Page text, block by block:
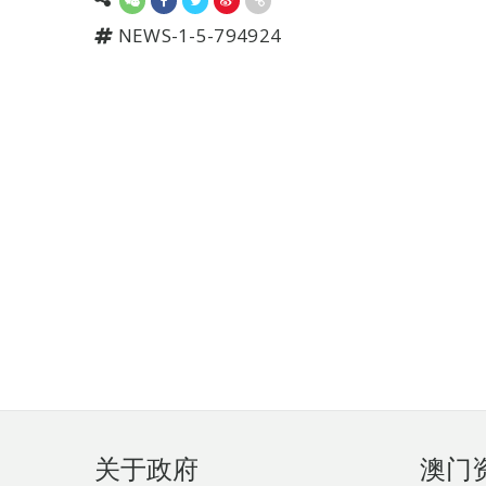
NEWS-1-5-794924
页
关于政府 澳门